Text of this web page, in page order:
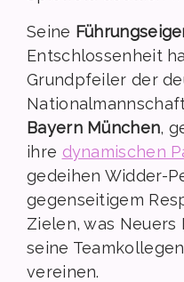
Seine
Entschlossenheit
Grundpfeiler der
Bayern München,
ihre dynamischen
gedeihen Widder-
gegenseitigem
Zielen, was
seine
vereinen.